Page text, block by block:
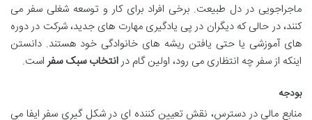
ماجراجویی در دل طبیعت. برخی افراد برای کار و توسعه شغلی سفر می
کنند، در حالی که دیگران در پی یادگیری مهارت های جدید، شرکت در دوره
های آموزشی یا حتی یافتن ریشه های خانوادگی خود هستند. دانستن
اینکه از سفر چه انتظاری می رود، اولین گام درانتخاب سبک سفر است.
بودجه
منابع مالی در دسترس، نقش تعیین کننده ای در شکل گیری سفر ایفا می